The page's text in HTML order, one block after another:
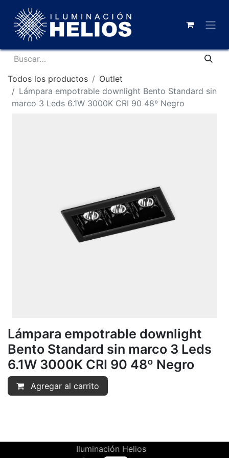
Todos los productos
Outlet
Lámpara empotrable downlight Bento Standard sin
marco 3 Leds 6.1W 3000K CRI 90 48º Negro
Lámpara empotrable downlight
Bento Standard sin marco 3 Leds
6.1W 3000K CRI 90 48º Negro
Agregar al carrito
Iluminación Helios